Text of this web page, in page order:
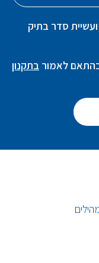
סדר בתיק
לאמור בתקנון